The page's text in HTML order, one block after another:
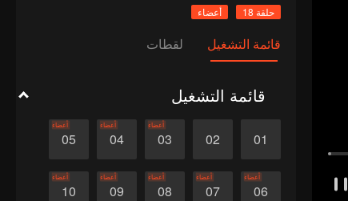
حلقة 18 أعضاء
قائمة التشغيل لقطات
قائمة التشغيل
01
02
03
أعضاء
04
أعضاء
05
أعضاء
06
أعضاء
07
أعضاء
08
أعضاء
09
أعضاء
10
أعضاء